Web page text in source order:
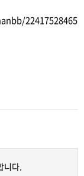
22417528465
니다.